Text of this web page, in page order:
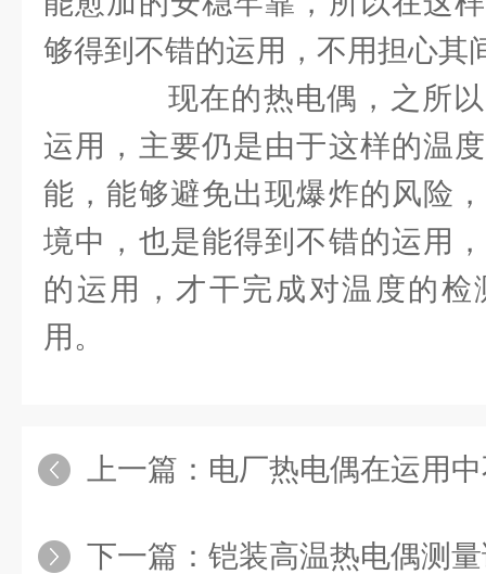
够得到不错的运用，不用担心其
现在的热电偶，之所以
运用，主要仍是由于这样的温
能，能够避免出现爆炸的风险
境中，也是能得到不错的运用
的运用，才干完成对温度的
用。
上一篇： 电厂热电偶在运用
下一篇： 铠装高温热电偶测